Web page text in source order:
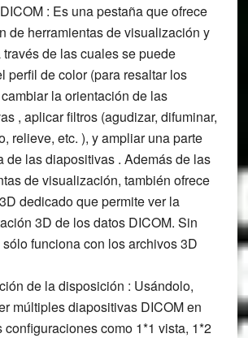
: Es una pestaña que ofrece
de herramientas de visualización y
de las cuales se puede
perfil de color (para resaltar los
la orientación de las
, aplicar filtros (agudizar, difuminar,
relieve, etc. ), y ampliar una parte
de las diapositivas . Además de las
de visualización, también ofrece
dedicado que permite ver la
3D de los datos DICOM. Sin
funciona con los archivos 3D
de la disposición : Usándolo,
múltiples diapositivas DICOM en
configuraciones como 1*1 vista, 1*2